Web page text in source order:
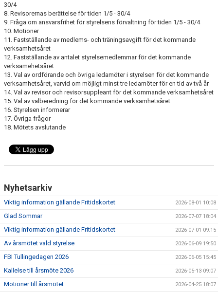
30/4
8. Revisorernas berättelse för tiden 1/5 - 30/4
9. Fråga om ansvarsfrihet för styrelsens förvaltning för tiden 1/5 - 30/4
10. Motioner
11. Fastställande av medlems- och träningsavgift för det kommande
verksamhetsåret
12. Fastställande av antalet styrelsemedlemmar för det kommande
verksamehetsåret
13. Val av ordförande och övriga ledamöter i styrelsen för det kommande
verksamhetsåret, varvid om möjligt minst tre ledamöter för en tid av två år
14. Val av revisor och revisorsuppleant för det kommande verksamhetsåret
15. Val av valberedning för det kommande verksamhetsåret
16. Styrelsen informerar
17. Övriga frågor
18. Mötets avslutande
Nyhetsarkiv
Viktig information gällande Fritidskortet 2026-08-01 10:08
Glad Sommar 2026-07-07 18:04
Viktig information gällande Fritidskortet 2026-07-01 09:15
Av årsmötet vald styrelse 2026-06-09 19:50
FBI Tullingedagen 2026 2026-06-05 15:45
Kallelse till årsmöte 2026 2026-05-13 09:07
Motioner till årsmötet 2026-04-25 18:07